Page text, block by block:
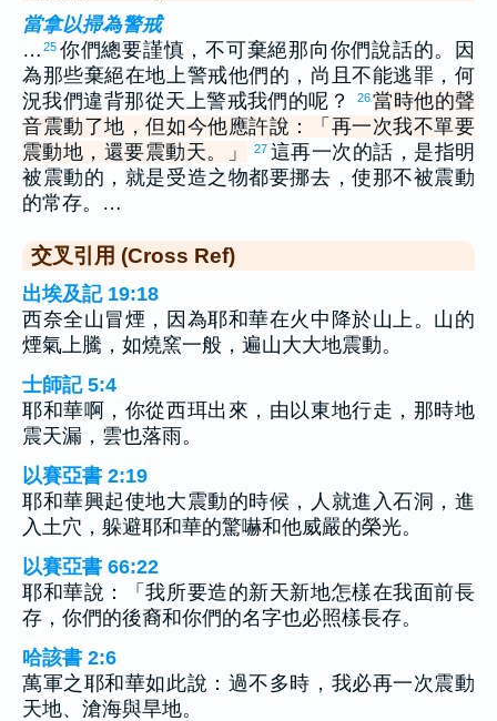
當拿以掃為警戒
… 25 你們總要謹慎，不可棄絕那向你們說話的。因
為那些棄絕在地上警戒他們的，尚且不能逃罪，何
況我們違背那從天上警戒我們的呢？
26當時他的聲
音震動了地，但如今他應許說：「再一次我不單要
震動地，還要震動天。」
27 這再一次的話，是指明
被震動的，就是受造之物都要挪去，使那不被震動
的常存。…
交叉引用 (Cross Ref)
出埃及記 19:18
西奈全山冒煙，因為耶和華在火中降於山上。山的
煙氣上騰，如燒窯一般，遍山大大地震動。
士師記 5:4
耶和華啊，你從西珥出來，由以東地行走，那時地
震天漏，雲也落雨。
以賽亞書 2:19
耶和華興起使地大震動的時候，人就進入石洞，進
入土穴，躲避耶和華的驚嚇和他威嚴的榮光。
以賽亞書 66:22
耶和華說：「我所要造的新天新地怎樣在我面前長
存，你們的後裔和你們的名字也必照樣長存。
哈該書 2:6
萬軍之耶和華如此說：過不多時，我必再一次震動
天地、滄海與旱地。